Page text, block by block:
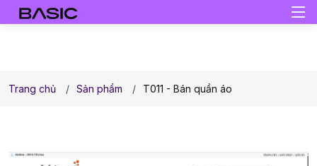
Trang chủ Sản phẩm T011 - Bán quần áo